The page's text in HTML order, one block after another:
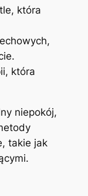
która
⁣która
niepokój,
takie jak